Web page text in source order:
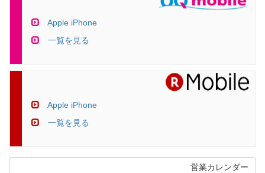
Apple iPhone
一覧を見る
Apple iPhone
一覧を見る
営業カレンダー